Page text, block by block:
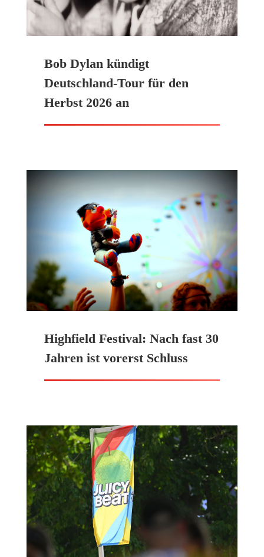
Bob Dylan kündigt
Deutschland-Tour für den
Herbst 2026 an
Highfield Festival: Nach fast 30
Jahren ist vorerst Schluss